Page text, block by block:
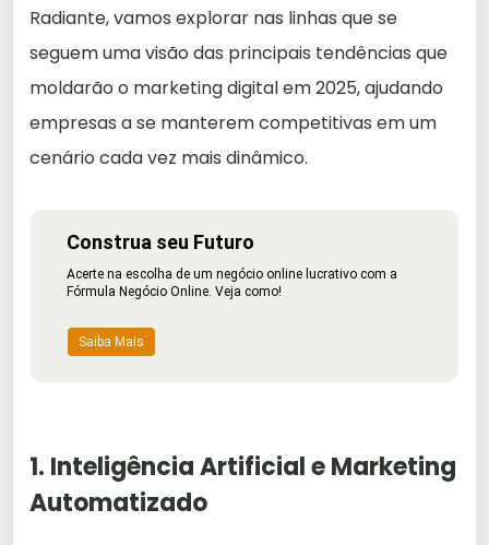
Radiante, vamos explorar nas linhas que se
seguem uma visão das principais tendências que
moldarão o marketing digital em 2025, ajudando
empresas a se manterem competitivas em um
cenário cada vez mais dinâmico.
Construa seu Futuro
Acerte na escolha de um negócio online lucrativo com a
Fórmula Negócio Online. Veja como!
Saiba Mais
1. Inteligência Artificial e Marketing
Automatizado